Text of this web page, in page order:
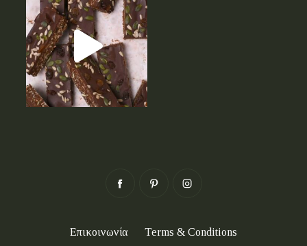
Επικοινωνία Terms & Conditions